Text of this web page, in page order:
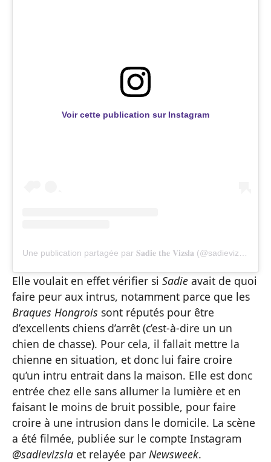
Voir cette publication sur Instagram
Elle voulait en effet vérifier si Sadie avait de quoi
faire peur aux intrus, notamment parce que les
Braques Hongrois sont réputés pour être
d’excellents chiens d’arrêt (c’est-à-dire un un
chien de chasse). Pour cela, il fallait mettre la
chienne en situation, et donc lui faire croire
qu’un intru entrait dans la maison. Elle est donc
entrée chez elle sans allumer la lumière et en
faisant le moins de bruit possible, pour faire
croire à une intrusion dans le domicile. La scène
a été filmée, publiée sur le compte Instagram
@sadievizsla et relayée par Newsweek.